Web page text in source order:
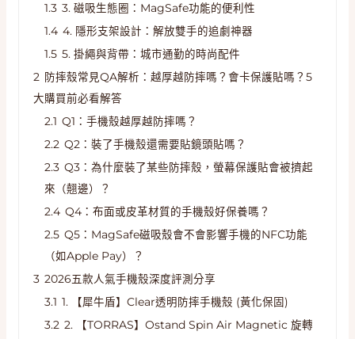
1.3 3. 磁吸生態圈：MagSafe功能的便利性
1.4 4. 隱形支架設計：解放雙手的追劇神器
1.5 5. 掛繩與背帶：城市通勤的時尚配件
2 防摔殼常見QA解析：越厚越防摔嗎？會卡保護貼嗎？5
大購買前必看解答
2.1 Q1：手機殼越厚越防摔嗎？
2.2 Q2：裝了手機殼還需要貼鏡頭貼嗎？
2.3 Q3：為什麼裝了某些防摔殼，螢幕保護貼會被擠起
來（翹邊）？
2.4 Q4：布面或皮革材質的手機殼好保養嗎？
2.5 Q5：MagSafe磁吸殼會不會影響手機的NFC功能
（如Apple Pay）？
3 2026五款人氣手機殼深度評測分享
3.1 1. 【犀牛盾】Clear透明防摔手機殼 (黃化保固)
3.2 2. 【TORRAS】Ostand Spin Air Magnetic 旋轉